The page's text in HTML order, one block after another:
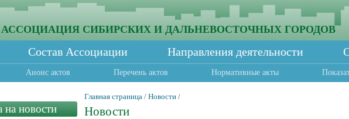
АССОЦИАЦИЯ СИБИРСКИХ И ДАЛЬНЕВОСТОЧНЫХ ГОРОДОВ
Состав Ассоциации Направления деятельности
Анонс актов Перечень актов Нормативные акты
на новости
Главная страница / Новости /
Новости